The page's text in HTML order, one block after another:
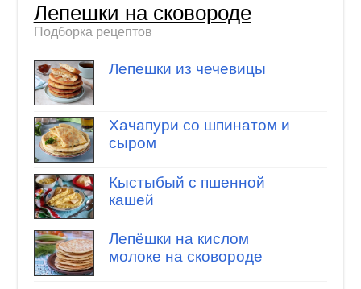
Лепешки на сковороде
Подборка рецептов
Лепешки из чечевицы
Хачапури со шпинатом и
сыром
Кыстыбый с пшенной
кашей
Лепёшки на кислом
молоке на сковороде